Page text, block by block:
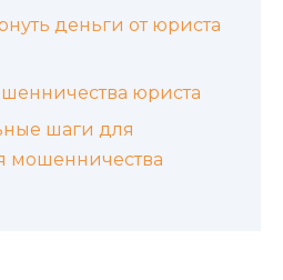
деньги от юриста
юриста
шаги для
мошенничества